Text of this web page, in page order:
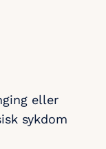
eller
sykdom